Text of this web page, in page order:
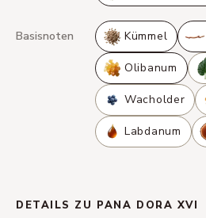
Basisnoten Kümmel
Olibanum
Wacholder
Labdanum
DETAILS ZU PANA DORA XVI